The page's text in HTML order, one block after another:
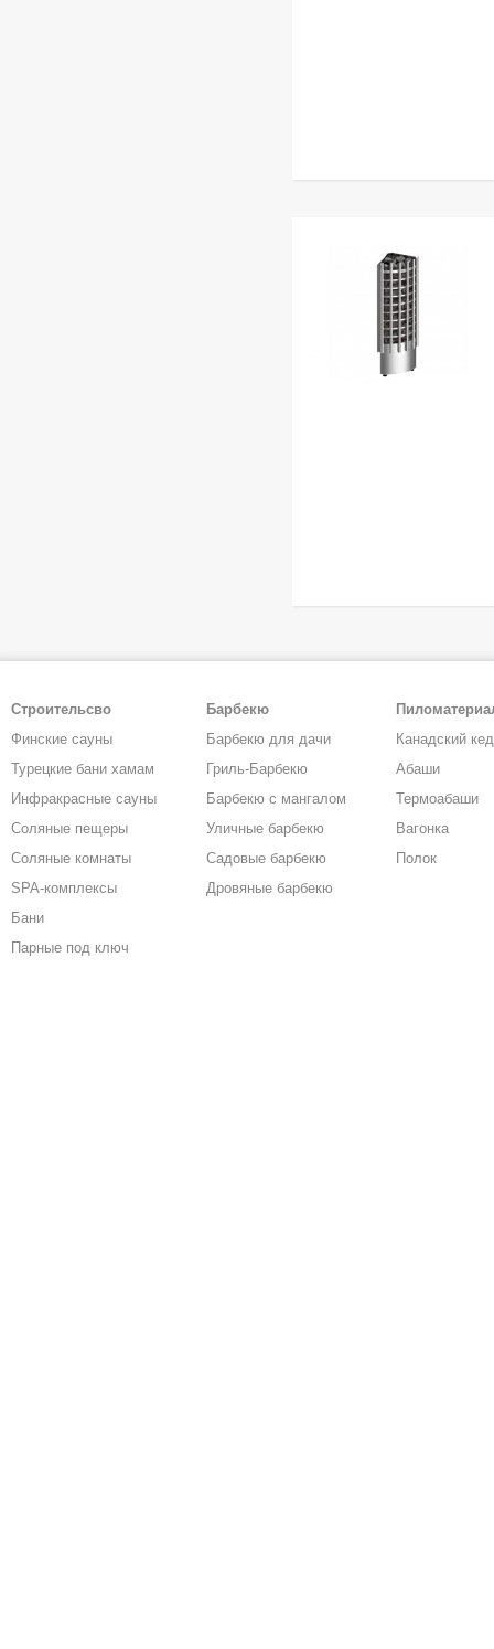
Строительсво
Финские сауны
Турецкие бани хамам
Инфракрасные сауны
Соляные пещеры
Соляные комнаты
SPA-комплексы
Бани
Парные под ключ
Барбекю
Барбекю для дачи
Гриль-Барбекю
Барбекю с мангалом
Уличные барбекю
Садовые барбекю
Дровяные барбекю
Канадский
Абаши
Термоабаши
Вагонка
Полок